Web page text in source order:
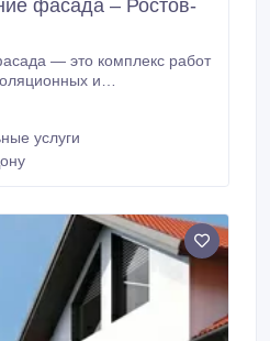
фасада – Ростов-
— это комплекс работ
и
и снижаются затраты на
воздуха
работы
услуги